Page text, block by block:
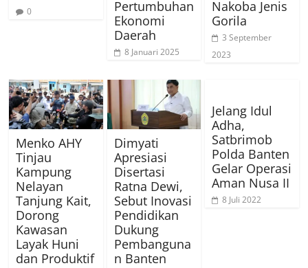
0
Pertumbuhan
Ekonomi
Daerah
8 Januari 2025
Nakoba Jenis
Gorila
3 September
2023
Menko AHY
Tinjau
Kampung
Nelayan
Tanjung Kait,
Dorong
Kawasan
Layak Huni
dan Produktif
Dimyati
Apresiasi
Disertasi
Ratna Dewi,
Sebut Inovasi
Pendidikan
Dukung
Pembanguna
n Banten
Jelang Idul
Adha,
Satbrimob
Polda Banten
Gelar Operasi
Aman Nusa II
8 Juli 2022